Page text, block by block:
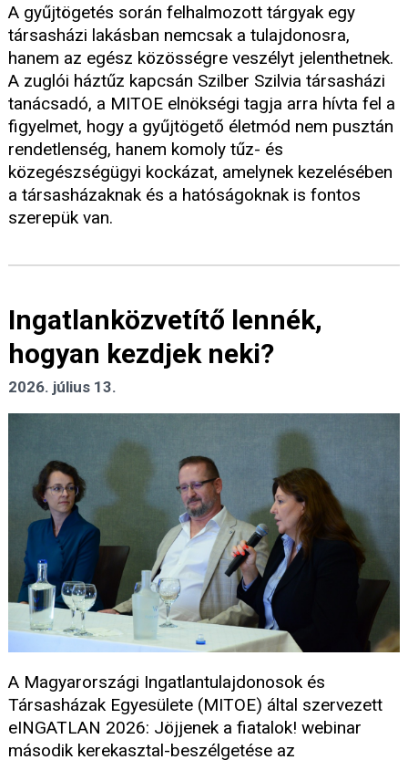
A gyűjtögetés során felhalmozott tárgyak egy
társasházi lakásban nemcsak a tulajdonosra,
hanem az egész közösségre veszélyt jelenthetnek.
A zuglói háztűz kapcsán Szilber Szilvia társasházi
tanácsadó, a MITOE elnökségi tagja arra hívta fel a
figyelmet, hogy a gyűjtögető életmód nem pusztán
rendetlenség, hanem komoly tűz- és
közegészségügyi kockázat, amelynek kezelésében
a társasházaknak és a hatóságoknak is fontos
szerepük van.
Ingatlanközvetítő lennék,
hogyan kezdjek neki?
2026. július 13.
A Magyarországi Ingatlantulajdonosok és
Társasházak Egyesülete (MITOE) által szervezett
eINGATLAN 2026: Jöjjenek a fiatalok! webinar
második kerekasztal-beszélgetése az